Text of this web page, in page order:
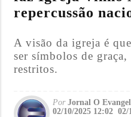
repercussão
A visão da igreja é
ser símbolos de
restritos.
PorJornal O
02/10/2025 12:02 02/